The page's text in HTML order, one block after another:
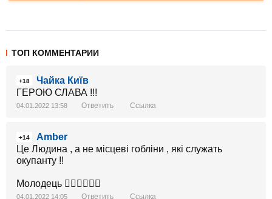
ТОП КОММЕНТАРИИ
+18
Чайка Київ
ГЕРОЮ СЛАВА !!!
04.01.2022 13:58 Ответить Ссылка
+14
Amber
Це Людина , а не місцеві гобліни , які служать
окупанту !!
Молодець 👍🏼👍🏼👍🏼
04.01.2022 14:05 Ответить Ссылка